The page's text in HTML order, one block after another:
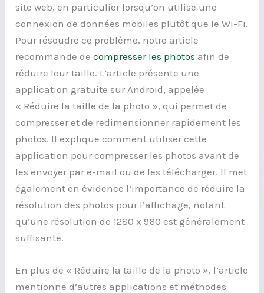
site web, en particulier lorsqu’on utilise une
connexion de données mobiles plutôt que le Wi-Fi.
Pour résoudre ce problème, notre article
recommande decompresser les photos afin de
réduire leur taille. L’article présente une
application gratuite sur Android, appelée
« Réduire la taille de la photo », qui permet de
compresser et de redimensionner rapidement les
photos. Il explique comment utiliser cette
application pour compresser les photos avant de
les envoyer par e-mail ou de les télécharger. Il met
également en évidence l’importance de réduire la
résolution des photos pour l’affichage, notant
qu’une résolution de 1280 x 960 est généralement
suffisante.
En plus de « Réduire la taille de la photo », l’article
mentionne d’autres applications et méthodes